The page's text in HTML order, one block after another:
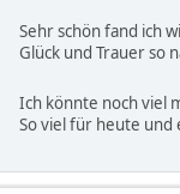
Sehr schön fand ich
Glück und Trauer so
Ich könnte noch viel
So viel für heute und